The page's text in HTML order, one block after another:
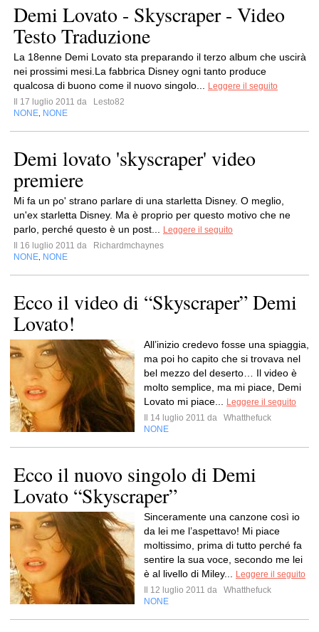
Demi Lovato - Skyscraper - Video
Testo Traduzione
La 18enne Demi Lovato sta preparando il terzo album che uscirà
nei prossimi mesi.La fabbrica Disney ogni tanto produce
qualcosa di buono come il nuovo singolo...
Leggere il seguito
Il 17 luglio 2011 da
Lesto82
NONE NONE
Demi lovato 'skyscraper' video
premiere
Mi fa un po' strano parlare di una starletta Disney. O meglio,
un'ex starletta Disney. Ma è proprio per questo motivo che ne
parlo, perché questo è un post...
Leggere il seguito
Il 16 luglio 2011 da
Richardmchaynes
NONE NONE
Ecco il video di “Skyscraper” Demi
Lovato!
All’inizio credevo fosse una spiaggia,
ma poi ho capito che si trovava nel
bel mezzo del deserto… Il video è
molto semplice, ma mi piace, Demi
Lovato mi piace...
Leggere il seguito
Il 14 luglio 2011 da
Whatthefuck
NONE
Ecco il nuovo singolo di Demi
Lovato “Skyscraper”
Sinceramente una canzone così io
da lei me l’aspettavo! Mi piace
moltissimo, prima di tutto perché fa
sentire la sua voce, secondo me lei
è al livello di Miley...
Leggere il seguito
Il 12 luglio 2011 da
Whatthefuck
NONE